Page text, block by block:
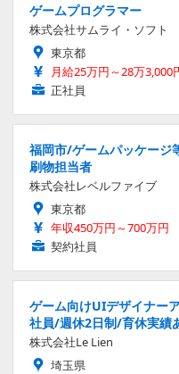
ゲームプログラマー
株式会社サムライ・ソフト
東京都
月給25万円～28万3,000
正社員
福岡市/ゲームパッケージ
刷物担当者
株式会社レベルファイブ
東京都
年収450万円～700万円
契約社員
ゲーム向けUIデザイナー
社員/週休2日制/育休実績
株式会社Le Lien
埼玉県